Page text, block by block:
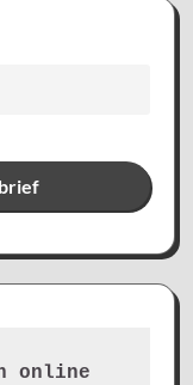
online